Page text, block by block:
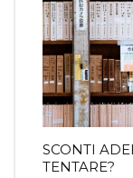
SCONTI
TENTARE?